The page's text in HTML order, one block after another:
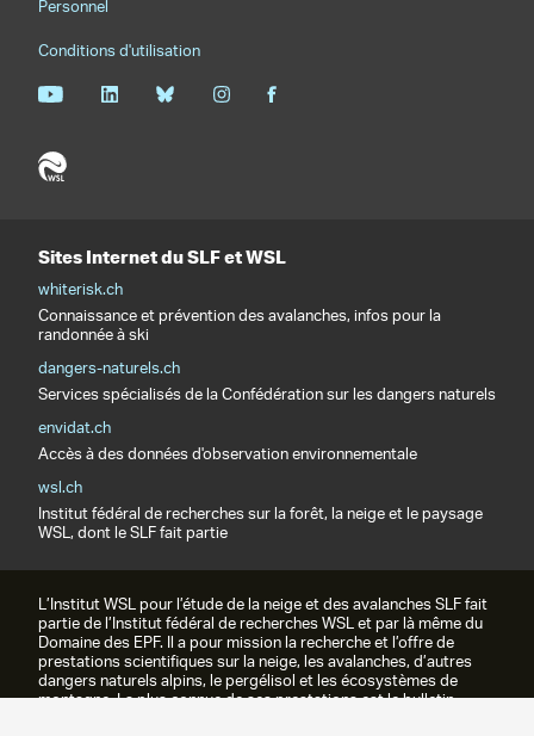
Personnel
Conditions d'utilisation
Sites Internet du SLF et WSL
whiterisk.ch
Connaissance et prévention des avalanches, infos pour la
randonnée à ski
dangers-naturels.ch
Services spécialisés de la Confédération sur les dangers naturels
envidat.ch
Accès à des données d'observation environnementale
wsl.ch
Institut fédéral de recherches sur la forêt, la neige et le paysage
WSL, dont le SLF fait partie
L’Institut WSL pour l’étude de la neige et des avalanches SLF fait
partie de l’Institut fédéral de recherches WSL et par là même du
Domaine des EPF. Il a pour mission la recherche et l’offre de
prestations scientifiques sur la neige, les avalanches, d’autres
dangers naturels alpins, le pergélisol et les écosystèmes de
montagne. La plus connue de ses prestations est le bulletin